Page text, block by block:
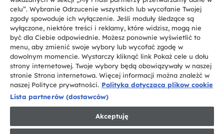
CANDY HOOVER GROUP S.r.I. - jednoosobowa sp. z.o.o. - SIEDZIBA
STATUTOWA: Via Comolli, 57 - 20861 Brugherio (MB) - Włochy -
SIEDZIBY ADMINISTRACYJNE: Via Privata Eden Fumagalli bez
nadanego numeru - 20861 Brugherio (MB) i Via Trento nr 20/A-22 - 20871
Vimercate (MB) - Włochy - Tel.: +39.039.2086.1 - Faks: +39.039.2086.237 -
Kapitał zakładowy 35.000.000,00 € wpłacony w całości - Kod identyfikacji
podatkowej i nr wpisu do Rejestru przedsiębiorstw dla rejonu Mediolan-
Monza-Brianza-Lodi 04666310158 - NIP 00786860965 - Numer wpisu do
Repertorium Ekonomiczno - Administracyjnego REA: MB-1033934 -
Candy S.p.A.
PL / Polski
celu”. Wybranie Odrzucenie wszystkich lub wycofanie Twojej
zgody spowoduje ich wyłączenie. Jeśli moduły śledzące są
wyłączone, niektóre treści i reklamy, które widzisz, mogą nie
być dla Ciebie odpowiednie. Możesz ponownie wyświetlić to
menu, aby zmienić swoje wybory lub wycofać zgodę w
dowolnym momencie. Wystarczy kliknąć link Pokaż cele u dołu
strony internetowej. Twoje wybory będą obowiązywały w naszej
stronie Strona internetowa. Więcej informacji można znaleźć w
naszej Polityce prywatności. Polityka dotyczaca plikow cookie
Lista partnerów (dostawców)
Akceptuję